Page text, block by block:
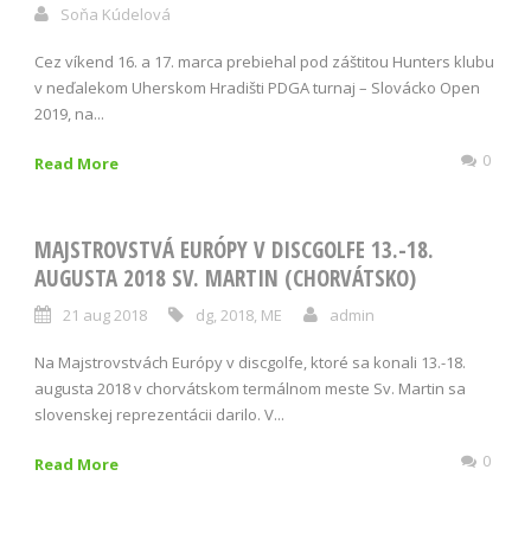
Soňa Kúdelová
Cez víkend 16. a 17. marca prebiehal pod záštitou Hunters klubu
v neďalekom Uherskom Hradišti PDGA turnaj – Slovácko Open
2019, na...
Read More 0
MAJSTROVSTVÁ EURÓPY V DISCGOLFE 13.-18.
AUGUSTA 2018 SV. MARTIN (CHORVÁTSKO)
21 aug 2018 dg, 2018, ME admin
Na Majstrovstvách Európy v discgolfe, ktoré sa konali 13.-18.
augusta 2018 v chorvátskom termálnom meste Sv. Martin sa
slovenskej reprezentácii darilo. V...
Read More 0